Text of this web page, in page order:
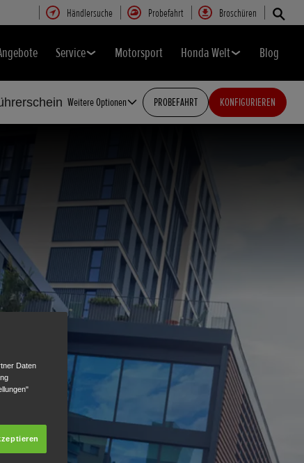
Händlersuche Probefahrt Broschüren
Service Motorsport Honda Welt Blog
Weitere Optionen PROBEFAHRT KONFIGURIEREN
Daten